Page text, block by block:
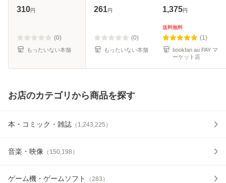
【メール便送料無
310円
(0)
もったいない本舗
[文庫]【メール便送
261円
(0)
もったいない本舗
1,375円
送料無料
(1)
bookfan au PAY マ
ーケット店
お店のカテゴリから商品を探す
本・コミック・雑誌 （ 1,243,225 ）
音楽・映像 （ 150,198 ）
ゲーム機・ゲームソフト （283 ）